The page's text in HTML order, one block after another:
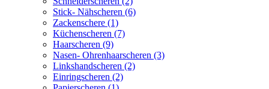
Stick- Nähscheren (6)
Zackenschere (1)
Küchenscheren (7)
Haarscheren (9)
Nasen- Ohrenhaarscheren (3)
Linkshandscheren (2)
Einringscheren (2)